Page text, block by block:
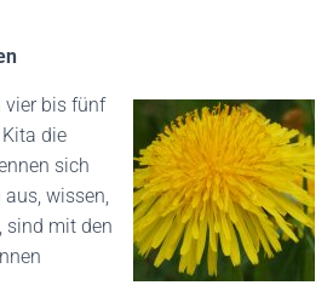
vier bis fünf
die
sich
wissen,
sind mit den